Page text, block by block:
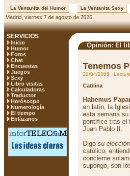
La Ventanita del Humor La Ventanita Sexy
Madrid, viernes 7 de agosto de 2026
SERVICIOS
Inicio
Humor
Foros
Chat
Encuestas
Juegos
Sexy
Libro visitas
Calculadoras
Traductor
Horóscopo
Numerología
El tiempo
Enlázanos
Opinión: El
Tenemos
22/04/2005
Catilina
Habemus
en latín, la
esta semana
pontífice tras el
Juan Pablo II.
Digo su elección
católico,
concierne
supongo, son